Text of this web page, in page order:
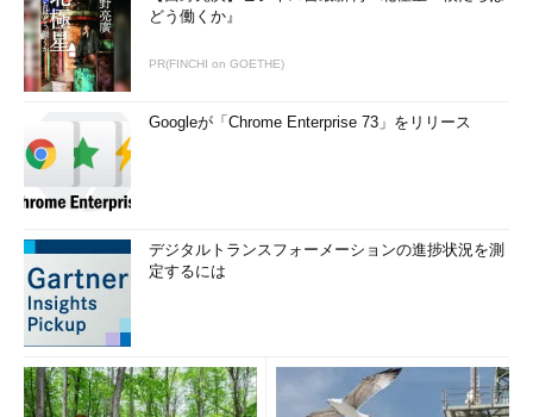
どう働くか』
PR(FINCHI on GOETHE)
Googleが「Chrome Enterprise 73」をリリース
デジタルトランスフォーメーションの進捗状況を測
定するには